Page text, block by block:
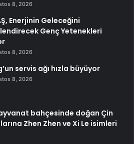
8, 2026
Enerjinin Geleceğini
Genç Yetenekleri
8, 2026
servis ağı hızla büyüyor
8, 2026
bahçesinde doğan Çin
Zhen Zhen ve Xi Le isimleri